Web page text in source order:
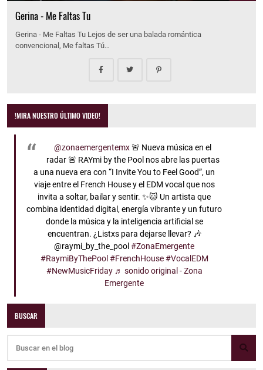
Gerina - Me Faltas Tu
Gerina - Me Faltas Tu Lejos de ser una balada romántica
convencional, Me faltas Tú…
!MIRA NUESTRO ÚLTIMO VIDEO!
@zonaemergentemx🚨 Nueva música en el
radar 🚨 RAYmi by the Pool nos abre las puertas
a una nueva era con “I Invite You to Feel Good”, un
viaje entre el French House y el EDM vocal que nos
invita a soltar, bailar y sentir. ✨🐱 Un artista que
combina identidad digital, energía vibrante y un futuro
donde la música y la inteligencia artificial se
encuentran. ¿Listxs para dejarse llevar? 🎶
@raymi_by_the_pool#ZonaEmergente
#RaymiByThePool #FrenchHouse #VocalEDM
#NewMusicFriday ♬ sonido original - Zona
Emergente
BUSCAR